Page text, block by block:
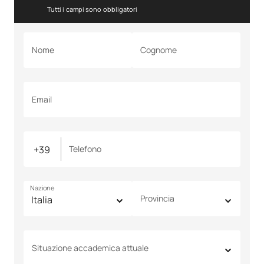
Tutti i campi sono obbligatori
Nome Cognome
Email
Telefono
Nazione
Provincia
Situazione accademica attuale